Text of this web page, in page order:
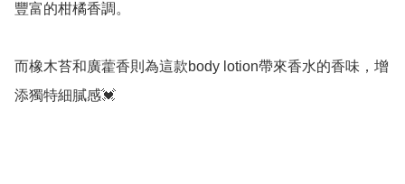
豐富的柑橘香調。
而橡木苔和廣藿香則為這款body lotion帶來香水的香味，增
添獨特細膩感💓